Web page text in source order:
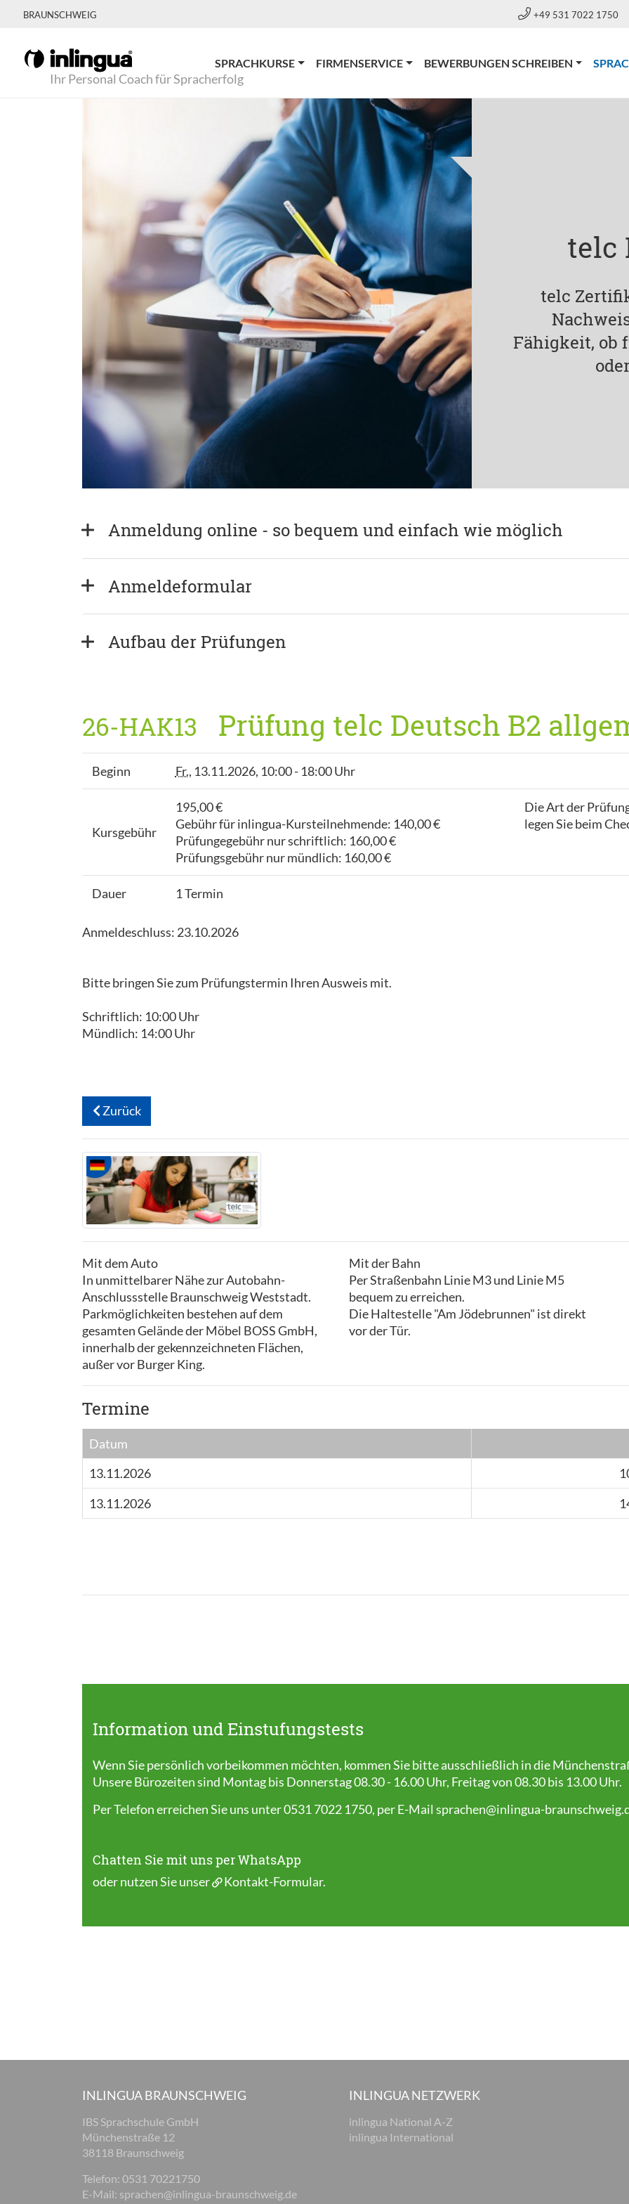
BRAUNSCHWEIG +49 531 7022 1750
Ihr Personal Coach für Spracherfolg
SPRACHKURSE FIRMENSERVICE BEWERBUNGEN SCHREIBEN
telc
telc
Fähigkeit, ob
Anmeldung online - so bequem und einfach wie möglich
Anmeldeformular
Aufbau der Prüfungen
26-HAK13 Prüfung telc Deutsch B2
Beginn Fr., 13.11.2026, 10:00 - 18:00 Uhr
Kursgebühr
195,00 €
Gebühr für inlingua-Kursteilnehmende: 140,00 €
Prüfungegebühr nur schriftlich: 160,00 €
Prüfungsgebühr nur mündlich: 160,00 €
Die Art der
legen Sie beim
Dauer 1 Termin
Anmeldeschluss: 23.10.2026
Bitte bringen Sie zum Prüfungstermin Ihren Ausweis mit.
Schriftlich: 10:00 Uhr
Mündlich: 14:00 Uhr
Zurück
Mit dem Auto
In unmittelbarer Nähe zur Autobahn-
Anschlussstelle Braunschweig Weststadt.
Parkmöglichkeiten bestehen auf dem
gesamten Gelände der Möbel BOSS GmbH,
innerhalb der gekennzeichneten Flächen,
außer vor Burger King.
Mit der Bahn
Per Straßenbahn Linie M3 und Linie M5
bequem zu erreichen.
Die Haltestelle "Am Jödebrunnen" ist direkt
vor der Tür.
Termine
Datum
13.11.2026
13.11.2026
Information und Einstufungstests
Wenn Sie persönlich vorbeikommen möchten, kommen Sie bitte ausschließlich in die
Unsere Bürozeiten sind Montag bis Donnerstag 08.30 - 16.00 Uhr, Freitag von 08.30 bis 13.00 Uhr.
Per Telefon erreichen Sie uns unter 0531 7022 1750, per E-Mail sprachen@inlingua-
Chatten Sie mit uns per WhatsApp
oder nutzen Sie unser Kontakt-Formular.
INLINGUA BRAUNSCHWEIG
IBS Sprachschule GmbH
Münchenstraße 12
38118 Braunschweig
Telefon: 0531 70221750
E-Mail: sprachen@inlingua-braunschweig.de
INLINGUA NETZWERK
inlingua National A-Z
inlingua International